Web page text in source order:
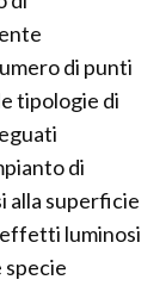
di punti
tipologie di
di
alla superficie
effetti luminosi
specie